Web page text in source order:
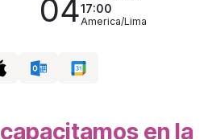
0417:00
America/Lima
en la